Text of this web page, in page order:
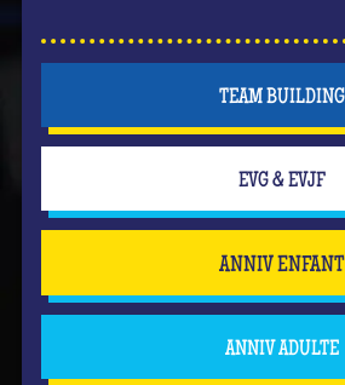
TEAM BUILDING
EVG & EVJF
ANNIV ENFANT
ANNIV ADULTE